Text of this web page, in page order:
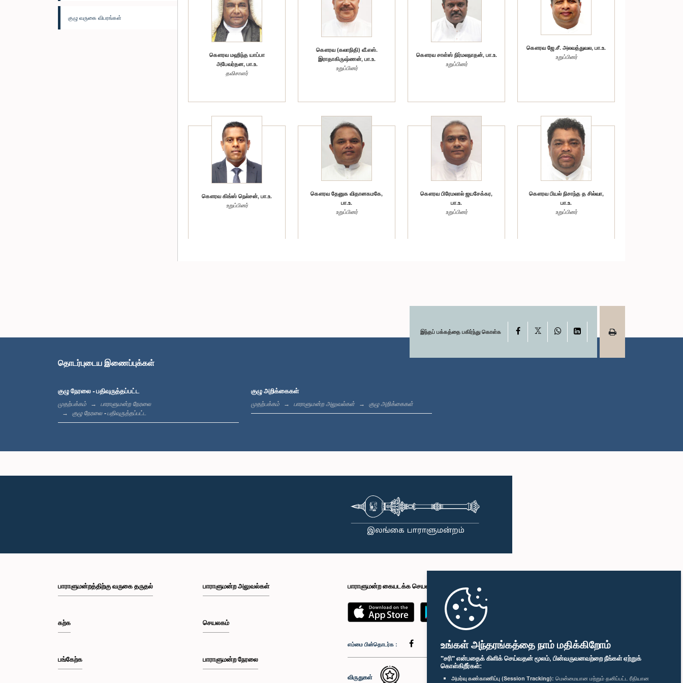
உங்கள் அந்தரங்கத்தை நாம் மதிக்கிறோம்
"சரி" என்பதைக் கிளிக் செய்வதன் மூலம், பின்வருவனவற்றை நீங்கள் ஏற்றுக்
கொள்கிறீர்கள்:
அமர்வு கண்காணிப்பு (Session Tracking): மென்மையான மற்றும் தனிப்பட்ட ரீதியான
குழு வருகை விபரங்கள்
கௌரவ மஹிந்த யாப்பா
அபேவர்தன, பா.உ.
தவிசாளர்
கௌரவ (கலாநிதி) வீ.எஸ்.
இராதாகிருஷ்ணன், பா.உ.
உறுப்பினர்
கௌரவ சாள்ஸ் நிர்மலநாதன், பா.உ.
உறுப்பினர்
கௌரவ ஜே.சீ. அலவத்துவல, பா.உ.
உறுப்பினர்
கௌரவ கிங்ஸ் நெல்சன், பா.உ.
உறுப்பினர்
கௌரவ தேனுக விதானகமகே,
பா.உ.
உறுப்பினர்
கௌரவ பிரேமலால் ஜயசேக்கர,
பா.உ.
உறுப்பினர்
கௌரவ பியல் நிசாந்த த சில்வா,
பா.உ.
உறுப்பினர்
கௌரவ ஜயந்த கெட்டகொட, பா.உ.
கௌரவ ஜகத் குமார சுமித்ராரச்சி,
பா.உ.
இந்தப் பக்கத்தை பகிர்ந்து கொள்க Facebook WhatsAppLinkedIn
தொடர்புடைய இணைப்புக்கள்
குழு நேரலை - பதிவுருத்தப்பட்ட
முதற்பக்கம்
பாராளுமன்ற நேரலை
குழு நேரலை - பதிவுருத்தப்பட்ட
குழு அறிக்கைகள்
முதற்பக்கம் பாராளுமன்ற அலுவல்கள் குழு அறிக்கைகள்
பாராளுமன்றத்திற்கு வருகை தருதல்
கற்க
பங்கேற்க
பாராளுமன்ற அலுவல்கள்
செயலகம்
பாராளுமன்ற நேரலை
பாராளுமன்ற கையடக்க செயலி
எம்மை பின்தொடர்க :
விருதுகள்